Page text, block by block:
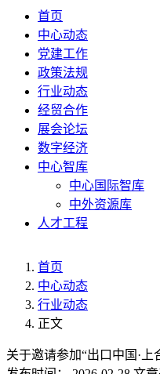
首页
中心动态
党建工作
政策法规
行业动态
经贸合作
展会论坛
数字经济
中心智库
中心国际智库
中外资源库
人才工程
首页
中心动态
行业动态
正文
关于邀请参加“出口中国·